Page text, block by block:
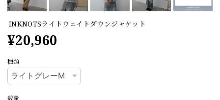
INKNOTSライトウェイトダウンジャケット
¥20,960
種類
数量